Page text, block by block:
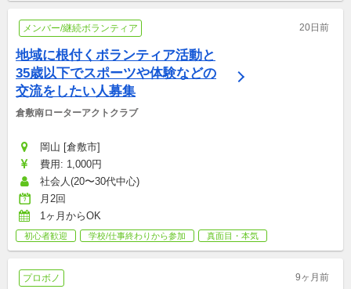
メンバー/継続ボランティア 20日前
地域に根付くボランティア活動と
35歳以下でスポーツや体験などの
交流をしたい人募集
倉敷南ローターアクトクラブ
岡山 [倉敷市]
費用: 1,000円
社会人(20〜30代中心)
月2回
1ヶ月からOK
初心者歓迎 学校/仕事終わりから参加 真面目・本気
プロボノ 9ヶ月前